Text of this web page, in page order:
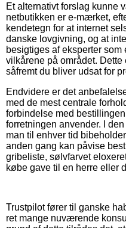
Et alternativt forslag kunne
netbutikken er e-mærket,
kendetegn for at internet
danske lovgivning, og at
besigtiges af eksperter som
vilkårene på området.
såfremt du bliver udsat for
Endvidere er det
med de mest centrale
forbindelse med
forretningen anvender. I
man til enhver tid
anden gang kan påvise
gribeliste, sølvfarvet
købe gave til en herre eller
Trustpilot fører til ganske
ret mange nuværende